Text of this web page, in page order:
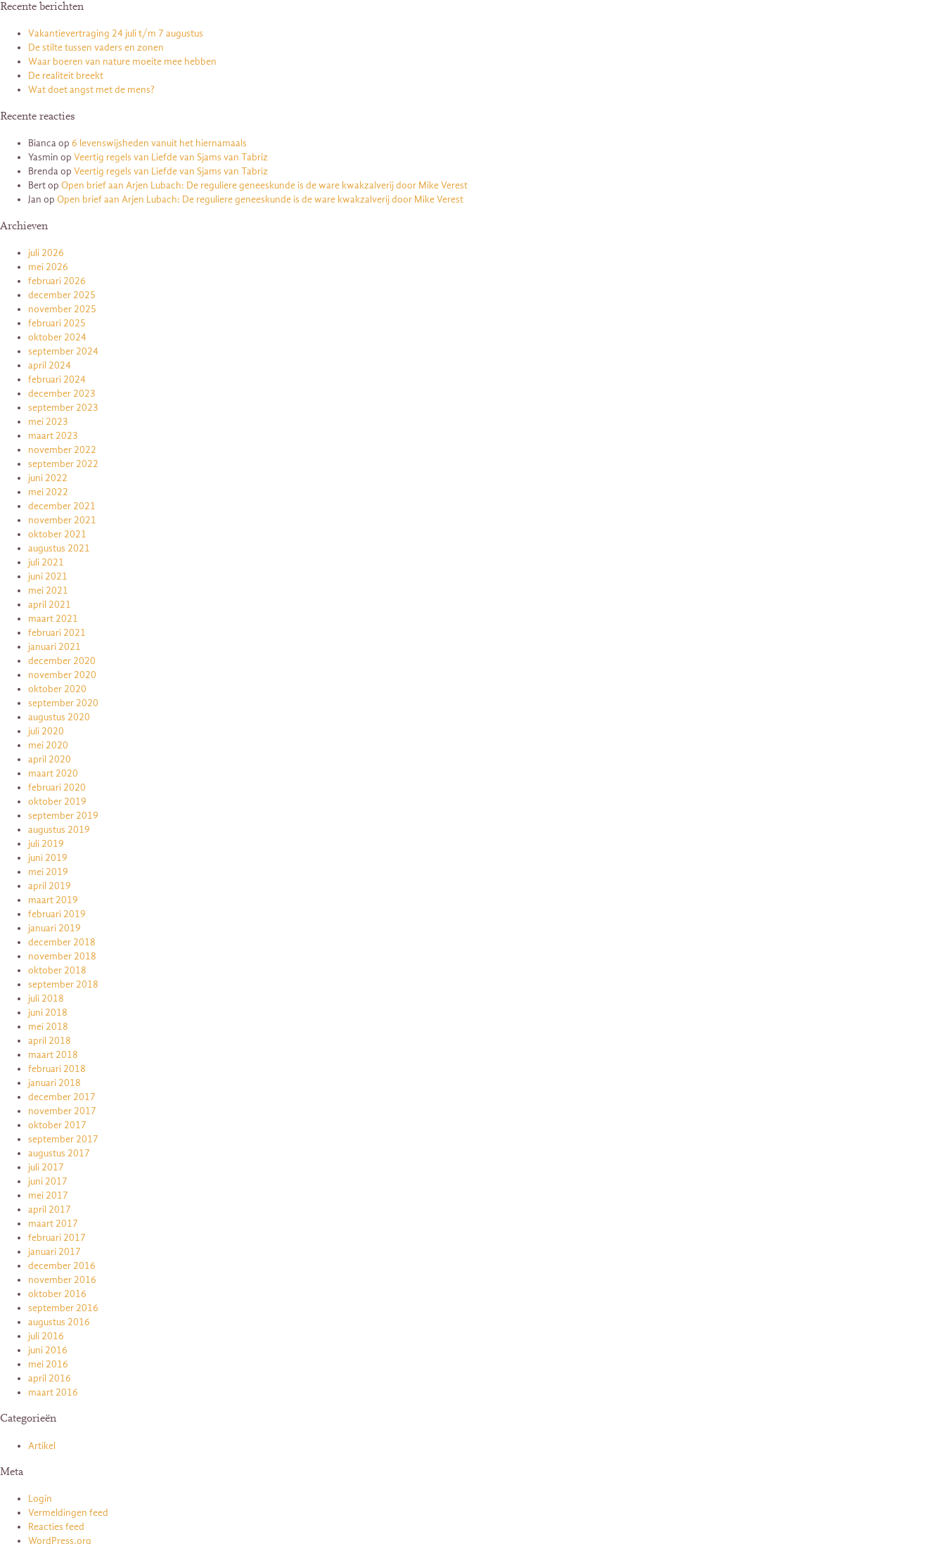
Recente berichten
Vakantievertraging 24 juli t/m 7 augustus
De stilte tussen vaders en zonen
Waar boeren van nature moeite mee hebben
De realiteit breekt
Wat doet angst met de mens?
Recente reacties
Biancaop 6 levenswijsheden vanuit het hiernamaals
Yasmin op Veertig regels van Liefde van Sjams van Tabriz
Brendaop Veertig regels van Liefde van Sjams van Tabriz
Bertop Open brief aan Arjen Lubach: De reguliere geneeskunde is de ware kwakzalverij door Mike Verest
Jan op Open brief aan Arjen Lubach: De reguliere geneeskunde is de ware kwakzalverij door Mike Verest
Archieven
juli 2026
mei 2026
februari 2026
december 2025
november 2025
februari 2025
oktober 2024
september 2024
april 2024
februari 2024
december 2023
september 2023
mei 2023
maart 2023
november 2022
september 2022
juni 2022
mei 2022
december 2021
november 2021
oktober 2021
augustus 2021
juli 2021
juni 2021
mei 2021
april 2021
maart 2021
februari 2021
januari 2021
december 2020
november 2020
oktober 2020
september 2020
augustus 2020
juli 2020
mei 2020
april 2020
maart 2020
februari 2020
oktober 2019
september 2019
augustus 2019
juli 2019
juni 2019
mei 2019
april 2019
maart 2019
februari 2019
januari 2019
december 2018
november 2018
oktober 2018
september 2018
juli 2018
juni 2018
mei 2018
april 2018
maart 2018
februari 2018
januari 2018
december 2017
november 2017
oktober 2017
september 2017
augustus 2017
juli 2017
juni 2017
mei 2017
april 2017
maart 2017
februari 2017
januari 2017
december 2016
november 2016
oktober 2016
september 2016
augustus 2016
juli 2016
juni 2016
mei 2016
april 2016
maart 2016
Categorieën
Artikel
Meta
Login
Vermeldingen feed
Reacties feed
WordPress.org